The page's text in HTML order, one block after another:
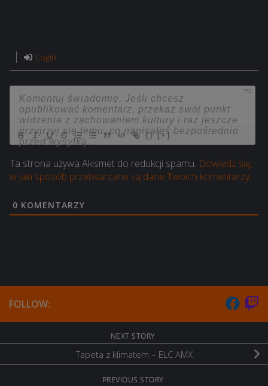
Login
750
{} [+]
Ta strona używa Akismet do redukcji spamu. Dowiedz się,
w jaki sposób przetwarzane są dane Twoich komentarzy.
0 KOMENTARZY
FOLLOW:
NEXT STORY
Tapeta z klimatem – ELC AMX
PREVIOUS STORY